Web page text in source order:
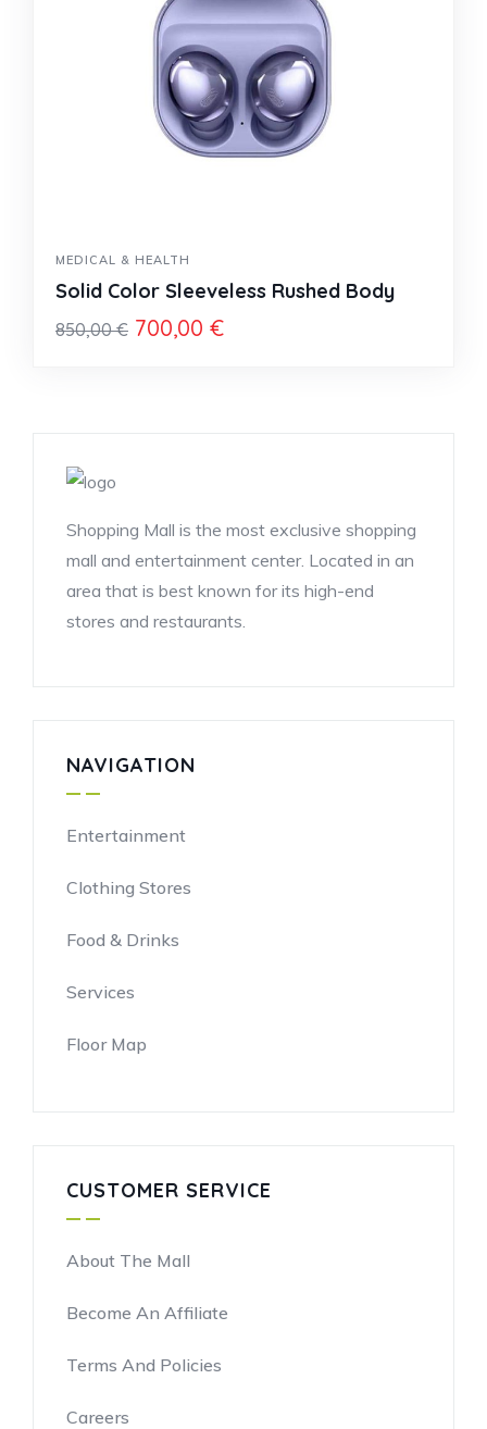
MEDICAL & HEALTH
Solid Color Sleeveless Rushed Body
850,00€ 700,00 €
Shopping Mall is the most exclusive shopping
mall and entertainment center. Located in an
area that is best known for its high-end
stores and restaurants.
NAVIGATION
Entertainment
Clothing Stores
Food & Drinks
Services
Floor Map
CUSTOMER SERVICE
About The Mall
Become An Affiliate
Terms And Policies
Careers